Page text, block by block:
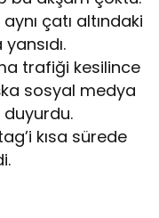
çatı altındaki
trafiği kesilince
sosyal medya
duyurdu.
kısa sürede